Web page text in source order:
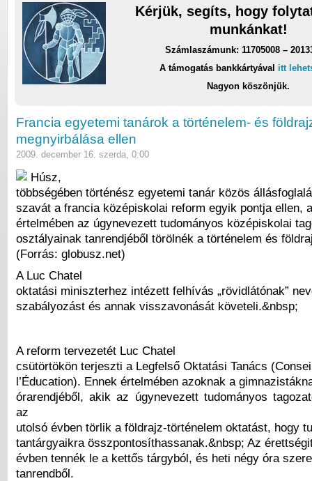
Kérjük, segíts, hogy
munkánkat!
Számlaszámunk: 11705008 –
A támogatás bankkártyával itt
Nagyon köszönjük.
Francia egyetemi tanárok a történelem- és
megnyirbálása ellen
2009. december 16. szerda, 0:00
Húsz,
többségében történész egyetemi tanár közös
szavát a francia középiskolai reform egyik pontja ellen,
értelmében az úgynevezett tudományos középiskolai
osztályainak tanrendjéből törölnék a történelem és
(Forrás: globusz.net)
A Luc Chatel
oktatási miniszterhez intézett felhívás „rövidlátónak”
szabályozást és annak visszavonását követeli.&nbsp;
A reform tervezetét Luc Chatel
csütörtökön terjeszti a Legfelső Oktatási Tanács
l’Éducation). Ennek értelmében azoknak a
órarendjéből, akik az úgynevezett tudományos
az
utolsó évben törlik a földrajz-történelem oktatást, hogy
tantárgyaikra összpontosíthassanak.&nbsp; Az
évben tennék le a kettős tárgyból, és heti négy óra
tanrendből.